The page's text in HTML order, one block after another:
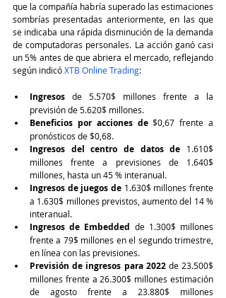
que la compañía habría superado las estimaciones
sombrías presentadas anteriormente, en las que
se indicaba una rápida disminución de la demanda
de computadoras personales. La acción ganó casi
un 5% antes de que abriera el mercado, reflejando
según indicó XTB Online Trading:
Ingresos de 5.570$ millones frente a la
previsión de 5.620$ millones.
Beneficios por acciones de $0,67 frente a
pronósticos de $0,68.
Ingresos del centro de datos de 1.610$
millones frente a previsiones de 1.640$
millones, hasta un 45 % interanual.
Ingresos de juegos de 1.630$ millones frente
a 1.630$ millones previstos, aumento del 14 %
interanual.
Ingresos de Embedded de 1.300$ millones
frente a 79$ millones en el segundo trimestre,
en línea con las previsiones.
Previsión de ingresos para 2022 de 23.500$
millones frente a 26.300$ millones estimación
de agosto frente a 23.880$ millones